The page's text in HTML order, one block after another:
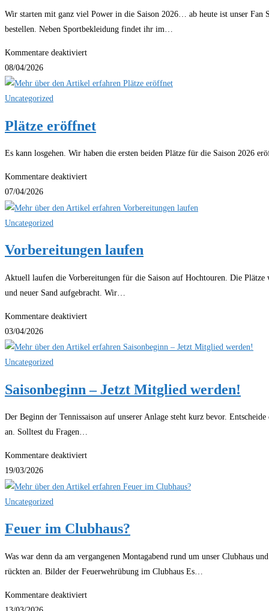
Wir starten mit ganz viel Power in die Saison 2026… ab heute ist unser
bestellen. Neben Sportbekleidung findet ihr im…
Kommentare deaktiviertfür
eingerichtet
08/04/2026
Uncategorized
Plätze eröffnet
Es kann losgehen. Wir haben die ersten beiden Plätze für die Saison 2026
Kommentare deaktiviertfür
eröffnet
07/04/2026
Uncategorized
Vorbereitungen laufen
Aktuell laufen die Vorbereitungen für die Saison auf Hochtouren. Die
und neuer Sand aufgebracht. Wir…
Kommentare deaktiviertfür
laufen
03/04/2026
Uncategorized
Saisonbeginn – Jetzt Mitglied werden!
Der Beginn der Tennissaison auf unserer Anlage steht kurz bevor.
an. Solltest du Fragen…
Kommentare deaktiviertfür
–
werden!
19/03/2026
Uncategorized
Feuer im Clubhaus?
Was war denn da am vergangenen Montagabend rund um unser Clubhaus
rückten an. Bilder der Feuerwehrübung im Clubhaus Es…
Kommentare deaktiviertfür